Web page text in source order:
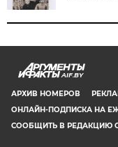
AIF.BY
АРХИВ НОМЕРОВ
ОНЛАЙН-ПОДПИСКА НА
СООБЩИТЬ В РЕДАКЦИЮ